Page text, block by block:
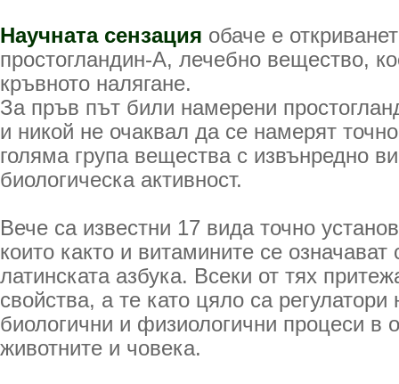
Научната сензация обаче е
простогландин-А, лечебно вещество,
кръвното налягане.
За пръв път били намерени
и никой не очаквал да се намерят
голяма група вещества с извънредно
биологическа активност.
Вече са известни 17 вида точно
които както и витамините се означават
латинската азбука. Всеки от тях
свойства, а те като цяло са
биологични и физиологични процеси в
животните и човека.